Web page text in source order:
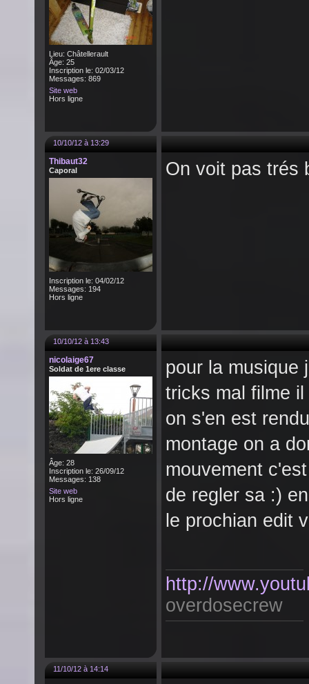
Lieu: Châtellerault
Âge: 25
Inscription le: 02/03/12
Messages: 869
Site web
Hors ligne
10/10/12 à 13:29
Thibaut32
Caporal
Inscription le: 04/02/12
Messages: 194
Hors ligne
On voit pas trés
10/10/12 à 13:43
nicolaige67
Soldat de 1ere classe
Âge: 28
Inscription le: 26/09/12
Messages: 138
Site web
Hors ligne
pour la musique
tricks mal filme
on s'en est
montage on a
mouvement
de regler sa :)
le prochian edit
http://
overdosecrew
11/10/12 à 14:14